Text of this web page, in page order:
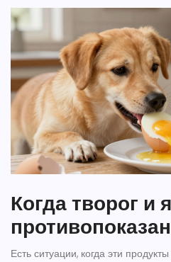
Когда творог и
Есть ситуации, когда эти